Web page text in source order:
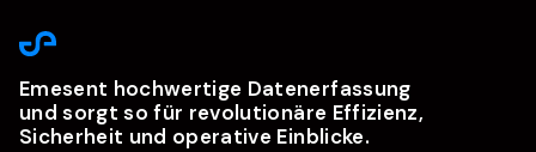
Emesent hochwertige Datenerfassung
und sorgt so für revolutionäre Effizienz,
Sicherheit und operative Einblicke.